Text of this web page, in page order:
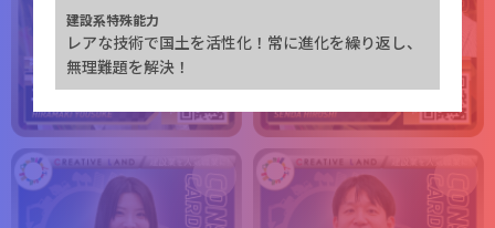
建設系特殊能力
レアな技術で国土を活性化！常に進化を繰り返し、
無理難題を解決！